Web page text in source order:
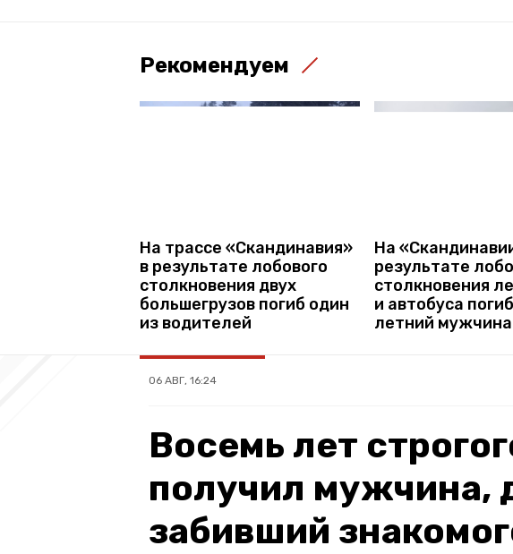
Рекомендуем
На трассе «Скандинавия»
в результате лобового
столкновения двух
большегрузов погиб один
из водителей
На
результате
столкновения
и автобуса
летний мужчина
06 АВГ, 16:24
Восемь лет
получил мужчина,
забивший